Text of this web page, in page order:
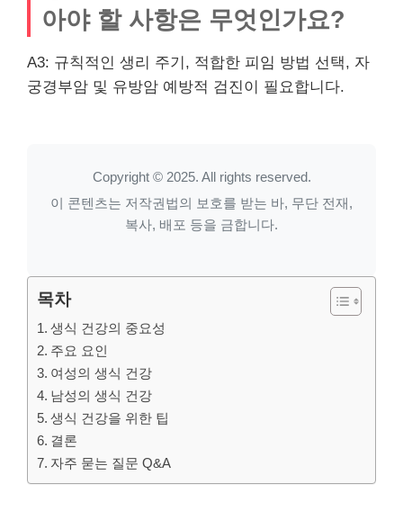
아야 할 사항은 무엇인가요?
A3: 규칙적인 생리 주기, 적합한 피임 방법 선택, 자
궁경부암 및 유방암 예방적 검진이 필요합니다.
Copyright © 2025. All rights reserved.
이 콘텐츠는 저작권법의 보호를 받는 바, 무단 전재,
복사, 배포 등을 금합니다.
목차
생식 건강의 중요성
주요 요인
여성의 생식 건강
남성의 생식 건강
생식 건강을 위한 팁
결론
자주 묻는 질문 Q&A